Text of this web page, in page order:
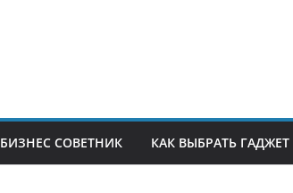
БИЗНЕС СОВЕТНИК КАК ВЫБРАТЬ ГАДЖЕТ